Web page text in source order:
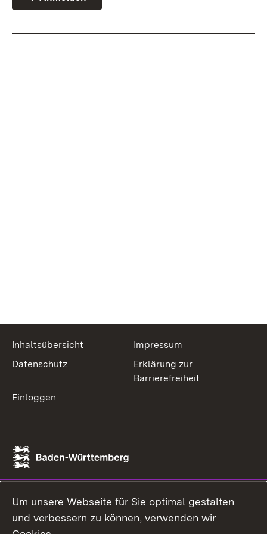
Inhaltsübersicht
Impressum
Datenschutz
Erklärung zur
Barrierefreiheit
Einloggen
Um unsere Webseite für Sie optimal gestalten
und verbessern zu können, verwenden wir